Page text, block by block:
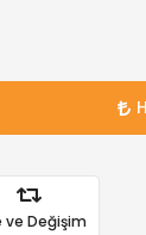
ve Değişim